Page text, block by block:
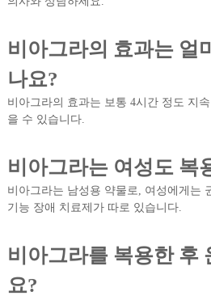
비아그라의 효과는 얼
나요?
비아그라의 효과는 보통 4시간 정도 지
을 수 있습니다.
비아그라는 여성도 복
비아그라는 남성용 약물로, 여성에게는
기능 장애 치료제가 따로 있습니다.
비아그라를 복용한 후
요?